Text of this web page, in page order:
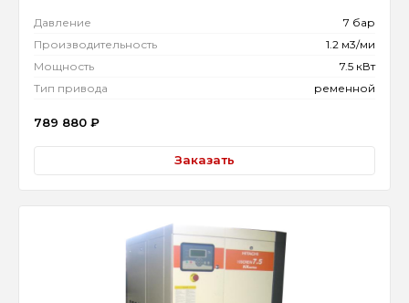
Давление
7 бар
Производительность
1.2 м3/ми
Мощность
7.5 кВт
Тип привода
ременной
789 880 ₽
Заказать